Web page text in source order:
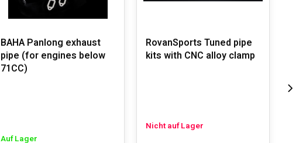
BAHA Panlong exhaust
pipe (for engines below
71CC)
Auf Lager
RovanSports Tuned pipe
kits with CNC alloy clamp
Nicht auf Lager